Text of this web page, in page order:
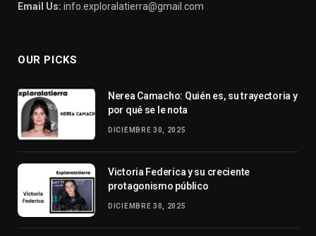
Email Us: info.exploralatierra@gmail.com
OUR PICKS
Nerea Camacho: Quién es, su trayectoria y
por qué se le nota
DICIEMBRE 30, 2025
Victoria Federica y su creciente
protagonismo público
DICIEMBRE 30, 2025